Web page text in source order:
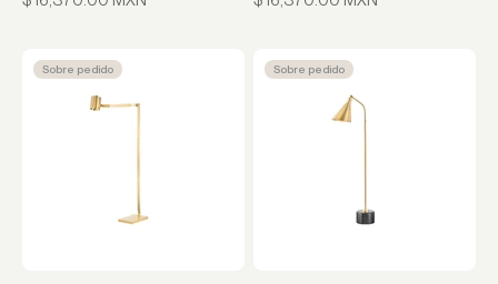
Sobre pedido Sobre pedido